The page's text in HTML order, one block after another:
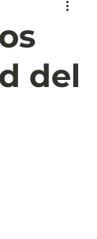
Business analytics
pública
del